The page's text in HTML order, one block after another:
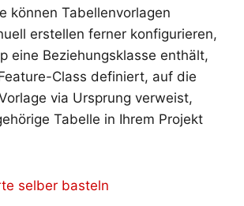
können Tabellenvorlagen
erstellen ferner konfigurieren,
eine Beziehungsklasse enthält,
Class definiert, auf die
via Ursprung verweist,
Tabelle in Ihrem Projekt